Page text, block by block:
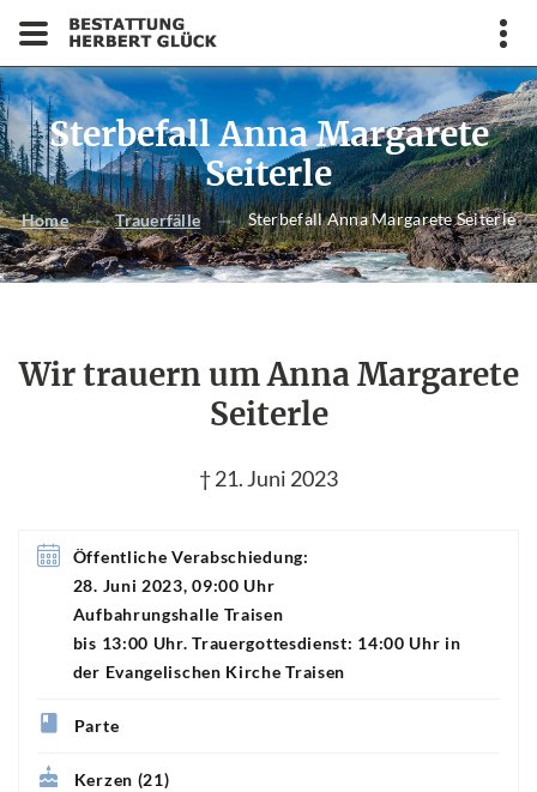
Sterbefall Anna Margarete
Seiterle
Home Trauerfälle Sterbefall Anna Margarete Seiterle
Wir trauern um Anna Margarete
Seiterle
† 21. Juni 2023
Öffentliche Verabschiedung:
28. Juni 2023, 09:00 Uhr
Aufbahrungshalle Traisen
bis 13:00 Uhr. Trauergottesdienst: 14:00 Uhr in
der Evangelischen Kirche Traisen
Parte
Kerzen (21)